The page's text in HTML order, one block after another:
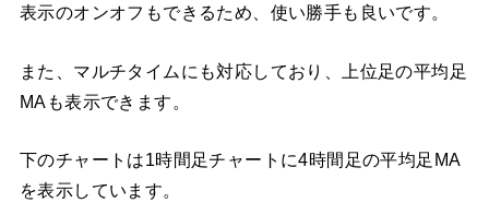
表示のオンオフもできるため、使い勝手も良いです。
また、マルチタイムにも対応しており、上位足の平均足
MAも表示できます。
下のチャートは1時間足チャートに4時間足の平均足MA
を表示しています。